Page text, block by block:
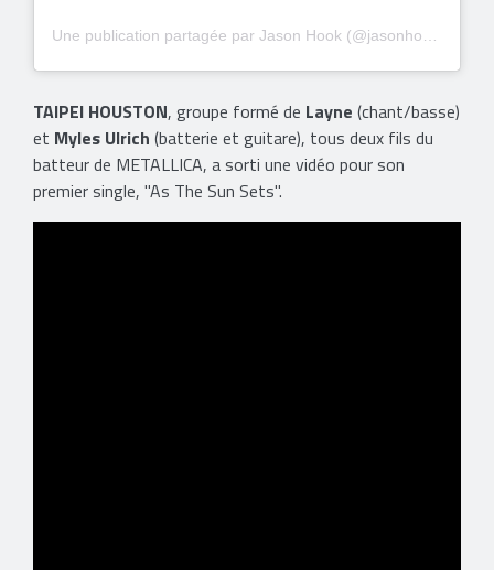
Une publication partagée par Jason Hook (@jasonhook)
TAIPEI HOUSTON, groupe formé de Layne (chant/basse)
et Myles Ulrich (batterie et guitare), tous deux fils du
batteur de METALLICA, a sorti une vidéo pour son
premier single, "As The Sun Sets".